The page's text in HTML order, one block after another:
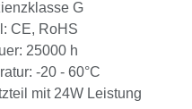
G
CE, RoHS
25000 h
-20 - 60°C
mit 24W Leistung